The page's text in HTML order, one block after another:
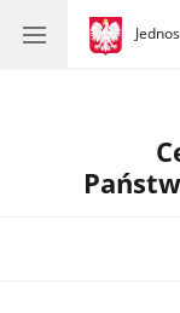
gov.pl
gov.pl